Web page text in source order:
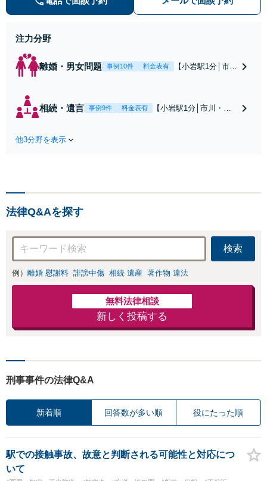
停・裁判実績あり【不動産業界出
注力分野
離婚・男女問題 事例10件 料金表有
【小岩駅1分│市
回避、裁判提起前
の和解、子の認知
相続・遺言 事例9件 料金表有
【小岩駅1分│市川・船
しい地域の皆さまも、
休日対応可】
他3分野を表示
法律Q&Aを探す
検索
例） 離婚 慰謝料 誹謗中傷 相続 遺産 著作物 違法
無料法律相談
新しく投稿する
刑事事件の法律Q&A
新着順 回答数が多い順 役にたった順
駅での接触事故、故意と判断される可能性と対応につ
いて